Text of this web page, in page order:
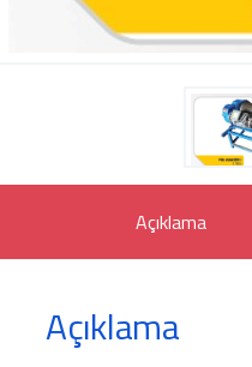
Açıklama
Açıklama